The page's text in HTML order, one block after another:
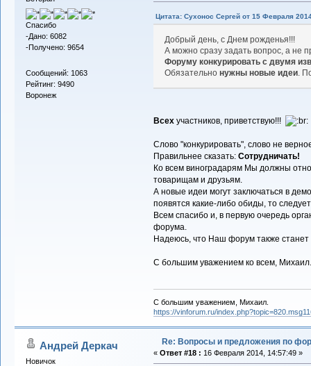
Спасибо
-Дано: 6082
-Получено: 9654
Сообщений: 1063
Рейтинг: 9490
Воронеж
Цитата: Сухонос Сергей от 15 Февраля
Добрый день, с Днем рожденья!!!
А можно сразу задать вопрос, а не
Форуму конкурировать с двумя
Обязательнонужны новые идеи.
Всехучастников, приветствую!!!
Слово "конкурировать", слово не
Правильнее сказать: Сотрудничать!
Ко всем виноградарям Мы должны
товарищам и друзьям.
А новые идеи могут заключаться в
появятся какие-либо обиды, то
Всем спасибо и, в первую очередь
форума.
Надеюсь, что Наш форум также
С большим уважением ко всем,
С большим уважением, Михаил.
https://vinforum.ru/
Андрей Деркач
Новичок
Re: Вопросы и предложения по
« Ответ #18 : 16 Февраля 2014, 14:57:49 »